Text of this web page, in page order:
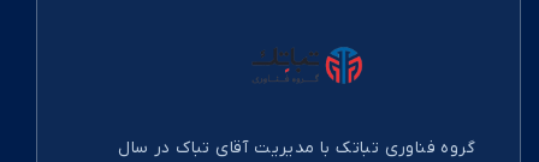
گروه فناوری تباتک با مدیریت آقای تباک در سال